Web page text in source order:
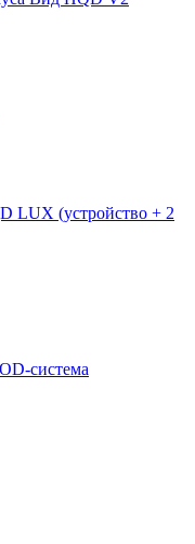
LUX (устройство + 2
система